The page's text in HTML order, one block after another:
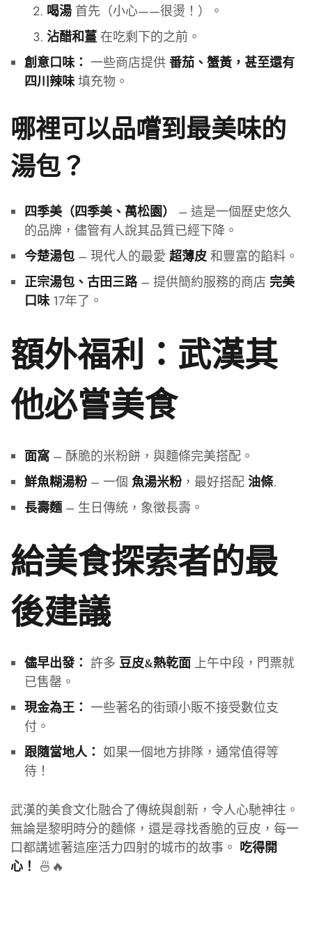
喝湯首先（小心——很燙！）。
沾醋和薑在吃剩下的之前。
創意口味： 一些商店提供 番茄、蟹黃，甚至還有
四川辣味填充物。
哪裡可以品嚐到最美味的
湯包？
四季美（四季美、萬松園）
– 這是一個歷史悠久
的品牌，儘管有人說其品質已經下降。
今楚湯包– 現代人的最愛 超薄皮和豐富的餡料。
正宗湯包、古田三路– 提供簡約服務的商店 完美
口味17年了。
額外福利：武漢其
他必嘗美食
面窩– 酥脆的米粉餅，與麵條完美搭配。
鮮魚糊湯粉– 一個 魚湯米粉，最好搭配 油條.
長壽麵– 生日傳統，象徵長壽。
給美食探索者的最
後建議
儘早出發： 許多 豆皮&熱乾面上午中段，門票就
已售罄。
現金為王： 一些著名的街頭小販不接受數位支
付。
跟隨當地人： 如果一個地方排隊，通常值得等
待！
武漢的美食文化融合了傳統與創新，令人心馳神往。
無論是黎明時分的麵條，還是尋找香脆的豆皮，每一
口都講述著這座活力四射的城市的故事。 吃得開
心！
🍜🔥